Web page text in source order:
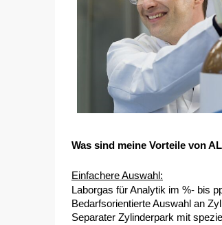
Was sind meine Vorteile von
Einfachere Auswahl:
Laborgas für Analytik im %- bis
Bedarfsorientierte Auswahl an
Separater Zylinderpark mit